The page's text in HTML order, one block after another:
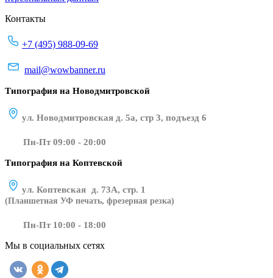
Контакты
+7 (495) 988-09-69
mail@wowbanner.ru
Типография на Новодмитровской
ул. Новодмитровская д. 5а, стр 3, подъезд 6
Пн-Пт 09:00 - 20:00
Типография на Коптевской
ул. Коптевская д. 73А, стр. 1
(Планшетная УФ печать, фрезерная резка)
Пн-Пт 10:00 - 18:00
Мы в социальных сетях